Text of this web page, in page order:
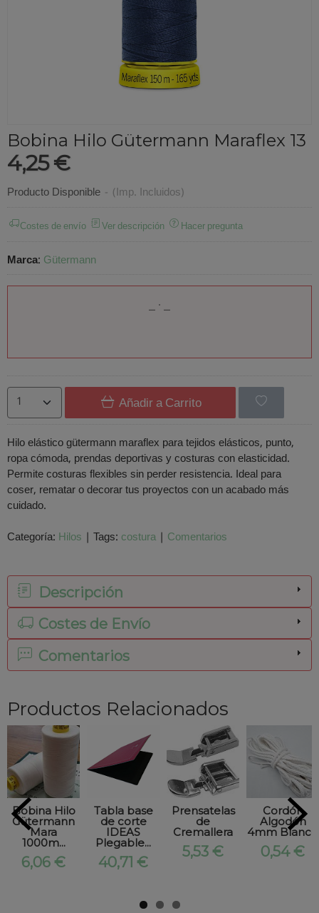
Bobina Hilo Gütermann Maraflex 13
4,25 €
Producto Disponible - (Imp. Incluidos)
Costes de envío Ver descripción Hacer pregunta
Marca: Gütermann
Añadir a Carrito
Hilo elástico gütermann maraflex para tejidos elásticos, punto,
ropa cómoda, prendas deportivas y costuras con elasticidad.
Permite costuras flexibles sin perder resistencia. Ideal para
coser, rematar o decorar tus proyectos con un acabado más
cuidado.
Categoría: Hilos | Tags: costura | Comentarios
Descripción
Costes de Envío
Comentarios
Productos Relacionados
Bobina Hilo
Gütermann
Mara
1000m...
6,06 €
Tabla base
de corte
IDEAS
Plegable...
40,71 €
Prensatelas
de
Cremallera
5,53 €
Cordón
Algodón
4mm Blanco
0,54 €